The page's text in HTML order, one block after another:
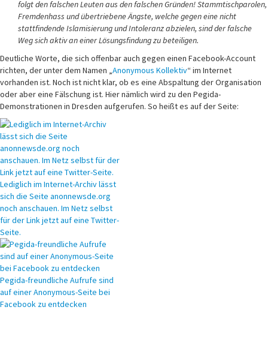
folgt den falschen Leuten aus den falschen Gründen! Stammtischparolen,
Fremdenhass und übertriebene Ängste, welche gegen eine nicht
stattfindende Islamisierung und Intoleranz abzielen, sind der falsche
Weg sich aktiv an einer Lösungsfindung zu beteiligen.
Deutliche Worte, die sich offenbar auch gegen einen Facebook-Account
richten, der unter dem Namen „ Anonymous Kollektiv“ im Internet
vorhanden ist. Noch ist nicht klar, ob es eine Abspaltung der Organisation
oder aber eine Fälschung ist. Hier nämlich wird zu den Pegida-
Demonstrationen in Dresden aufgerufen. So heißt es auf der Seite:
Lediglich im Internet-Archiv lässt
sich die Seite anonnewsde.org
noch anschauen. Im Netz selbst
für der Link jetzt auf eine Twitter-
Seite.
Pegida-freundliche Aufrufe sind
auf einer Anonymous-Seite bei
Facebook zu entdecken